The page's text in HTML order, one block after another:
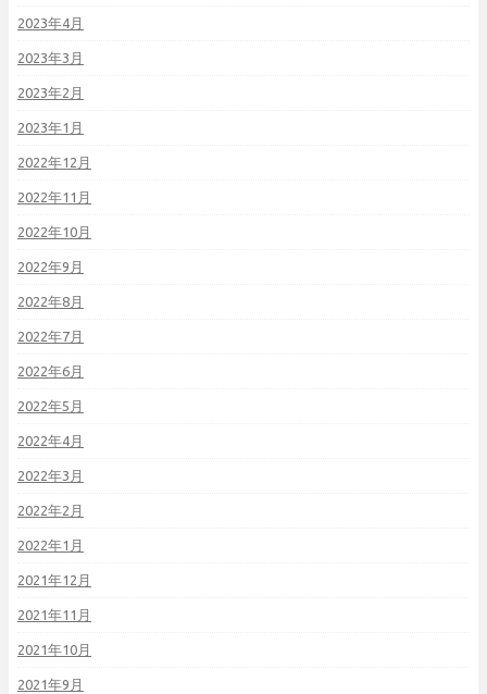
2023年4月
2023年3月
2023年2月
2023年1月
2022年12月
2022年11月
2022年10月
2022年9月
2022年8月
2022年7月
2022年6月
2022年5月
2022年4月
2022年3月
2022年2月
2022年1月
2021年12月
2021年11月
2021年10月
2021年9月